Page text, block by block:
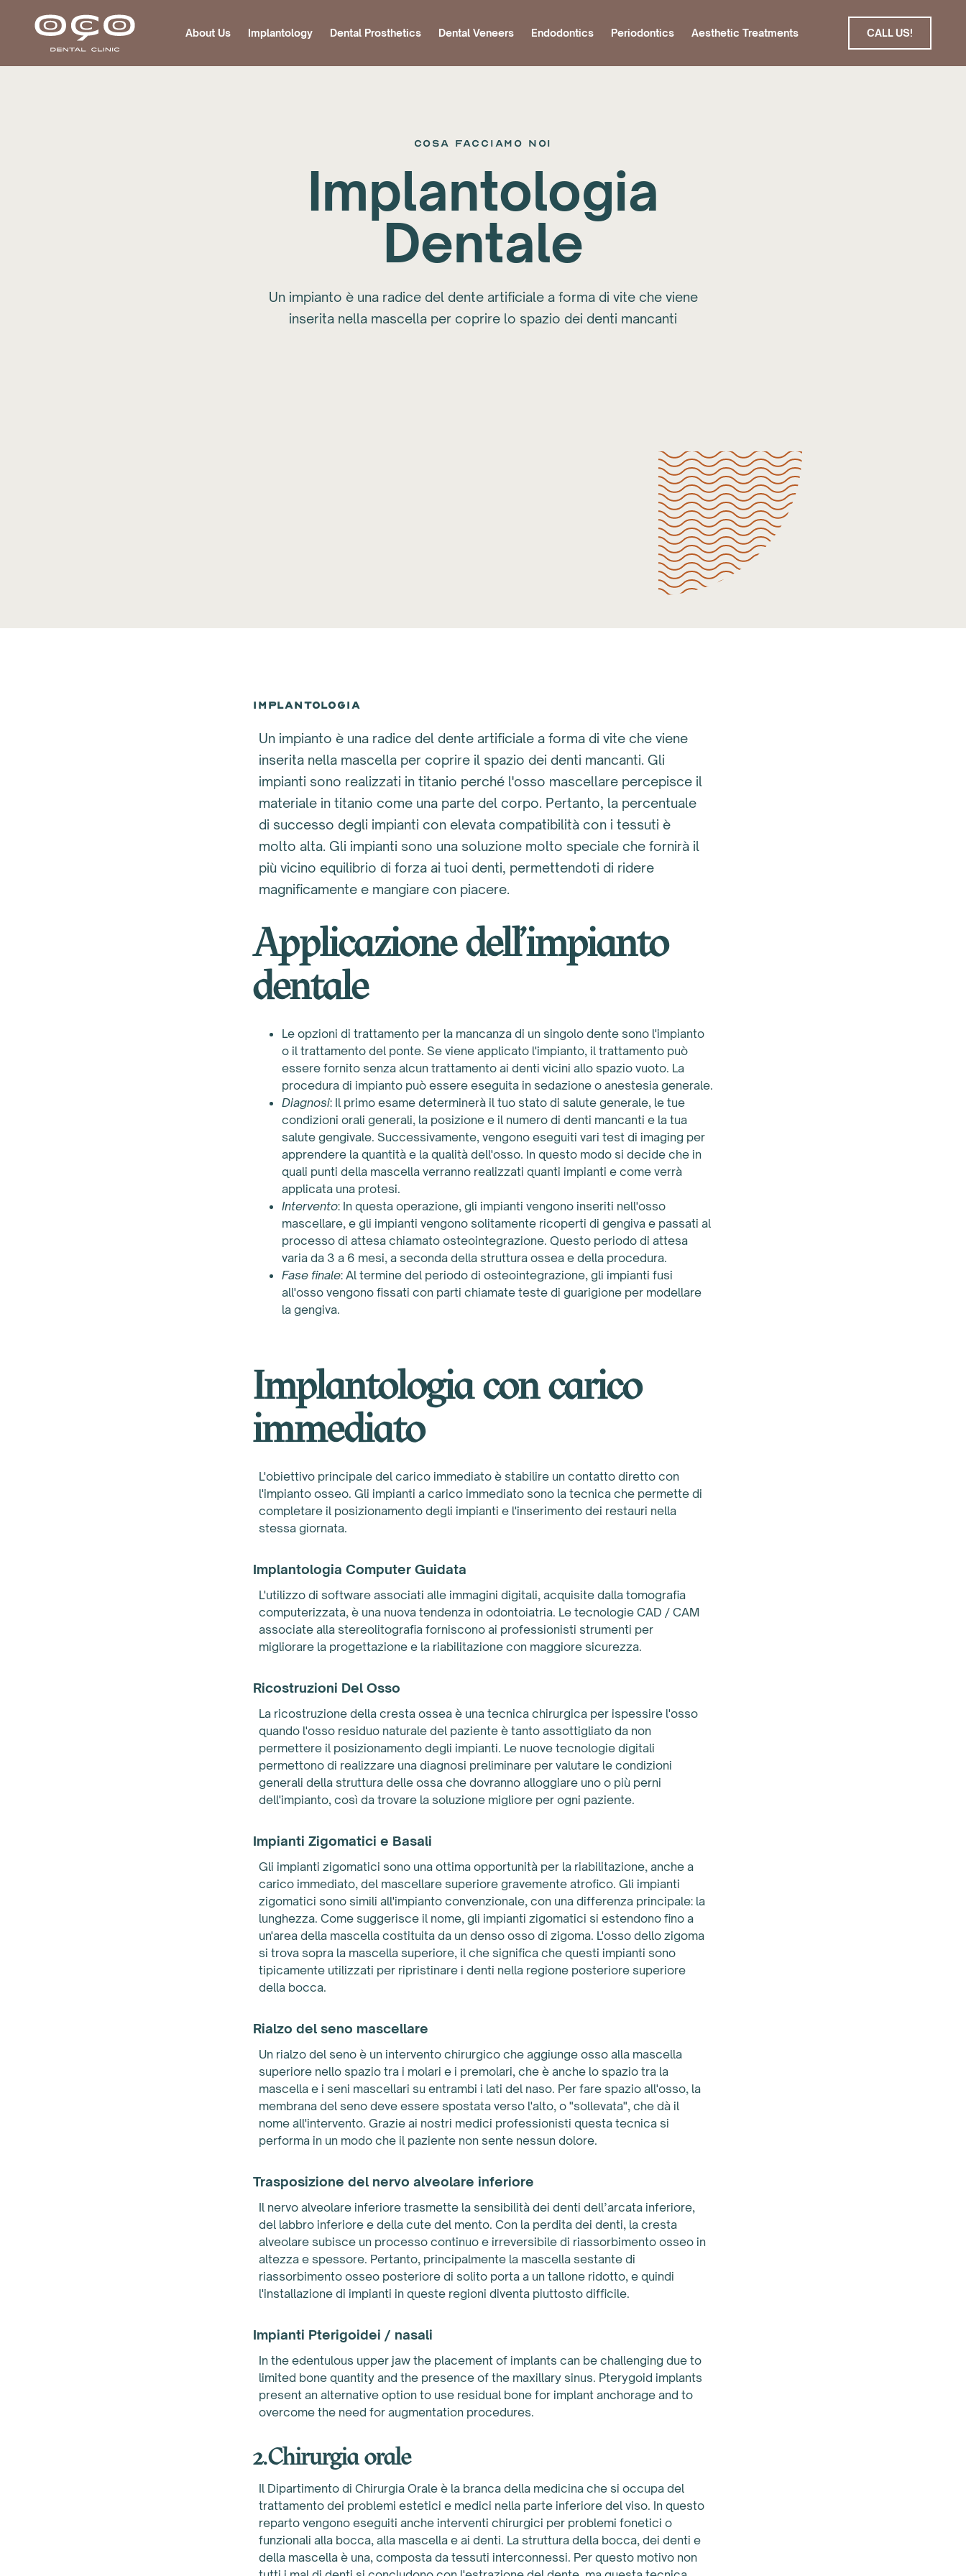
About Us Implantology Dental Prosthetics Dental Veneers Endodontics Periodontics Aesthetic Treatments CALL US!
Cosa Facciamo Noi
Implantologia
Dentale
Un impianto è una radice del dente artificiale a forma di vite che viene
inserita nella mascella per coprire lo spazio dei denti mancanti
IMPLANTOLOGIA
Un impianto è una radice del dente artificiale a forma di vite che viene
inserita nella mascella per coprire il spazio dei denti mancanti. Gli
impianti sono realizzati in titanio perché l'osso mascellare percepisce il
materiale in titanio come una parte del corpo. Pertanto, la percentuale
di successo degli impianti con elevata compatibilità con i tessuti è
molto alta. Gli impianti sono una soluzione molto speciale che fornirà il
più vicino equilibrio di forza ai tuoi denti, permettendoti di ridere
magnificamente e mangiare con piacere.
Applicazione dell'impianto
dentale
Le opzioni di trattamento per la mancanza di un singolo dente sono l'impianto
o il trattamento del ponte. Se viene applicato l'impianto, il trattamento può
essere fornito senza alcun trattamento ai denti vicini allo spazio vuoto. La
procedura di impianto può essere eseguita in sedazione o anestesia generale.
Diagnosi: Il primo esame determinerà il tuo stato di salute generale, le tue
condizioni orali generali, la posizione e il numero di denti mancanti e la tua
salute gengivale. Successivamente, vengono eseguiti vari test di imaging per
apprendere la quantità e la qualità dell'osso. In questo modo si decide che in
quali punti della mascella verranno realizzati quanti impianti e come verrà
applicata una protesi.
Intervento: In questa operazione, gli impianti vengono inseriti nell'osso
mascellare, e gli impianti vengono solitamente ricoperti di gengiva e passati al
processo di attesa chiamato osteointegrazione. Questo periodo di attesa
varia da 3 a 6 mesi, a seconda della struttura ossea e della procedura.
Fase finale: Al termine del periodo di osteointegrazione, gli impianti fusi
all'osso vengono fissati con parti chiamate teste di guarigione per modellare
la gengiva.
Implantologia con carico
immediato
L'obiettivo principale del carico immediato è stabilire un contatto diretto con
l'impianto osseo. Gli impianti a carico immediato sono la tecnica che permette di
completare il posizionamento degli impianti e l'inserimento dei restauri nella
stessa giornata.
Implantologia Computer Guidata
L'utilizzo di software associati alle immagini digitali, acquisite dalla tomografia
computerizzata, è una nuova tendenza in odontoiatria. Le tecnologie CAD / CAM
associate alla stereolitografia forniscono ai professionisti strumenti per
migliorare la progettazione e la riabilitazione con maggiore sicurezza.
Ricostruzioni Del Osso
La ricostruzione della cresta ossea è una tecnica chirurgica per ispessire l'osso
quando l'osso residuo naturale del paziente è tanto assottigliato da non
permettere il posizionamento degli impianti. Le nuove tecnologie digitali
permettono di realizzare una diagnosi preliminare per valutare le condizioni
generali della struttura delle ossa che dovranno alloggiare uno o più perni
dell'impianto, così da trovare la soluzione migliore per ogni paziente.
Impianti Zigomatici e Basali
Gli impianti zigomatici sono una ottima opportunità per la riabilitazione, anche a
carico immediato, del mascellare superiore gravemente atrofico. Gli impianti
zigomatici sono simili all'impianto convenzionale, con una differenza principale: la
lunghezza. Come suggerisce il nome, gli impianti zigomatici si estendono fino a
un'area della mascella costituita da un denso osso di zigoma. L'osso dello zigoma
si trova sopra la mascella superiore, il che significa che questi impianti sono
tipicamente utilizzati per ripristinare i denti nella regione posteriore superiore
della bocca.
Rialzo del seno mascellare
Un rialzo del seno è un intervento chirurgico che aggiunge osso alla mascella
superiore nello spazio tra i molari e i premolari, che è anche lo spazio tra la
mascella e i seni mascellari su entrambi i lati del naso. Per fare spazio all'osso, la
membrana del seno deve essere spostata verso l'alto, o "sollevata", che dà il
nome all'intervento. Grazie ai nostri medici professionisti questa tecnica si
performa in un modo che il paziente non sente nessun dolore.
Trasposizione del nervo alveolare inferiore
Il nervo alveolare inferiore trasmette la sensibilità dei denti dell’arcata inferiore,
del labbro inferiore e della cute del mento. Con la perdita dei denti, la cresta
alveolare subisce un processo continuo e irreversibile di riassorbimento osseo in
altezza e spessore. Pertanto, principalmente la mascella sestante di
riassorbimento osseo posteriore di solito porta a un tallone ridotto, e quindi
l'installazione di impianti in queste regioni diventa piuttosto difficile.
Impianti Pterigoidei / nasali
In the edentulous upper jaw the placement of implants can be challenging due to
limited bone quantity and the presence of the maxillary sinus. Pterygoid implants
present an alternative option to use residual bone for implant anchorage and to
overcome the need for augmentation procedures.
2.Chirurgia orale
Il Dipartimento di Chirurgia Orale è la branca della medicina che si occupa del
trattamento dei problemi estetici e medici nella parte inferiore del viso. In questo
reparto vengono eseguiti anche interventi chirurgici per problemi fonetici o
funzionali alla bocca, alla mascella e ai denti. La struttura della bocca, dei denti e
della mascella è una, composta da tessuti interconnessi. Per questo motivo non